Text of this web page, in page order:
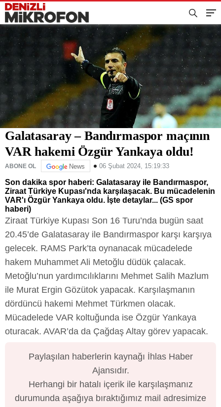
Galatasaray – Bandırmaspor maçının
VAR hakemi Özgür Yankaya oldu!
ABONE OL News 06 Şubat 2024, 15:19:33
Son dakika spor haberi: Galatasaray ile Bandırmaspor,
Ziraat Türkiye Kupası'nda karşılaşacak. Bu mücadelenin
VAR'ı Özgür Yankaya oldu. İşte detaylar... (GS spor
haberi)
Ziraat Türkiye Kupası Son 16 Turu’nda bugün saat
20.45’de Galatasaray ile Bandırmaspor karşı karşıya
gelecek. RAMS Park’ta oynanacak mücadelede
hakem Muhammet Ali Metoğlu düdük çalacak.
Metoğlu’nun yardımcılıklarını Mehmet Salih Mazlum
ile Murat Ergin Gözütok yapacak. Karşılaşmanın
dördüncü hakemi Mehmet Türkmen olacak.
Mücadelede VAR koltuğunda ise Özgür Yankaya
oturacak. AVAR’da da Çağdaş Altay görev yapacak.
Paylaşılan haberlerin kaynağı İhlas Haber
Ajansıdır.
Herhangi bir hatalı içerik ile karşılaşmanız
durumunda aşağıya bıraktığımız mail adresimize